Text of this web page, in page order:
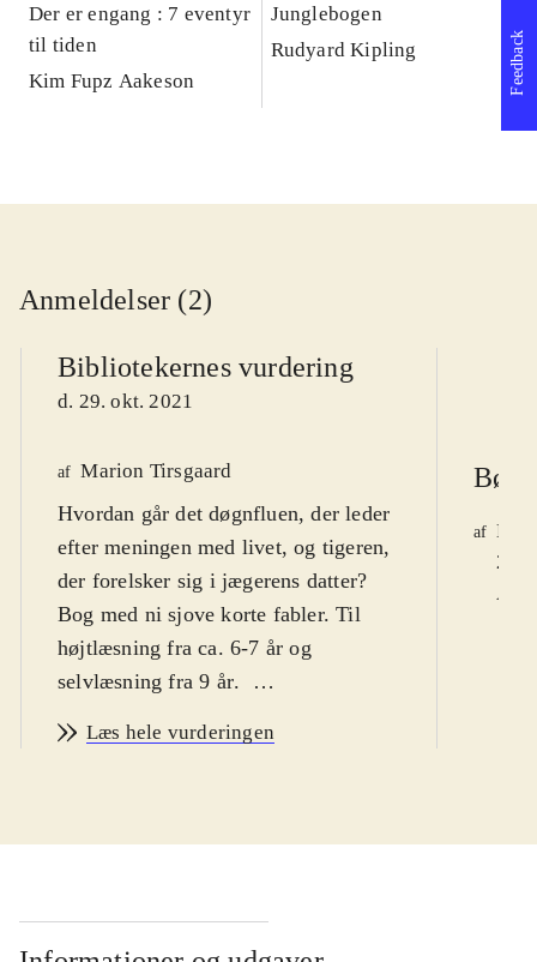
Der er engang : 7 eventyr
til tiden
Kim Fupz Aakeson
Junglebogen
Rudyard Kipling
Anmeldelser (2)
Bibliotekernes vurdering
d. 29. okt. 2021
af Marion Tirsgaard
Hvordan går det døgnfluen, der leder
efter meningen med livet, og tigeren,
der forelsker sig i jægerens datter?
Bog med ni sjove korte fabler. Til
højtlæsning fra ca. 6-7 år og
selvlæsning fra 9 år.
og humoristiske fabler, der alle
går rigmanden Noa, der af Gud får til
hønsene i hønsehuset, der er
utilfredse med, at bonden stjæler alle
Læs hele vurderingen
af
21)
Feedback